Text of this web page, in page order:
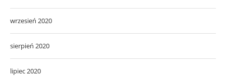
wrzesień 2020
sierpień 2020
lipiec 2020